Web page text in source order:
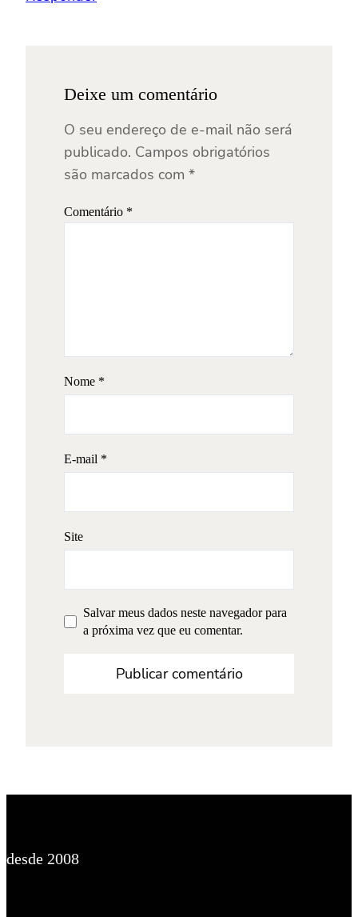
Deixe um comentário
O seu endereço de e-mail não será
publicado. Campos obrigatórios
são marcados com *
Comentário *
Nome *
E-mail *
Site
Salvar meus dados neste navegador para
a próxima vez que eu comentar.
desde 2008